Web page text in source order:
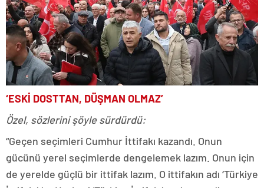
‘ESKİ DOSTTAN, DÜŞMAN OLMAZ’
Özel, sözlerini şöyle sürdürdü:
“Geçen seçimleri Cumhur İttifakı kazandı. Onun
gücünü yerel seçimlerde dengelemek lazım. Onun için
de yerelde güçlü bir ittifak lazım. O ittifakın adı ‘Türkiye